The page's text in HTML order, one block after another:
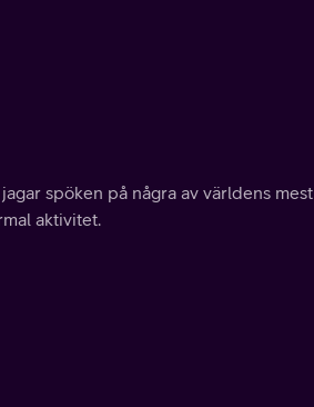
spöken på några av världens mest
aktivitet.